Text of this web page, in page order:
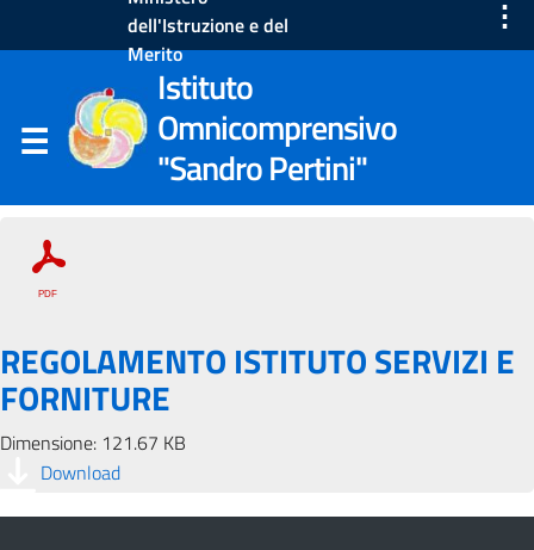
dell'Istruzione e del
Merito
⋮
Istituto
Omnicomprensivo
"Sandro Pertini"
REGOLAMENTO ISTITUTO SERVIZI E
FORNITURE
Dimensione: 121.67 KB
Download